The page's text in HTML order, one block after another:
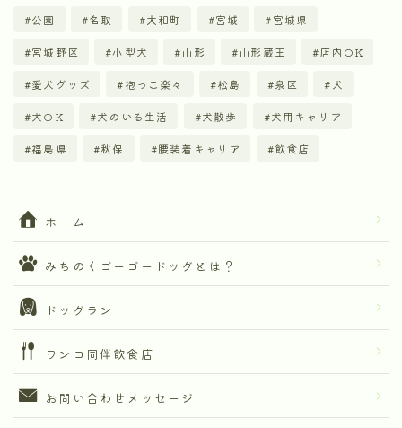
公園 名取 大和町 宮城 宮城県
宮城野区 小型犬 山形 山形蔵王 店内OK
愛犬グッズ 抱っこ楽々 松島 泉区 犬
犬OK 犬のいる生活 犬散歩 犬用キャリア
福島県 秋保 腰装着キャリア 飲食店
ホーム
みちのくゴーゴードッグとは？
ドッグラン
ワンコ同伴飲食店
お問い合わせメッセージ